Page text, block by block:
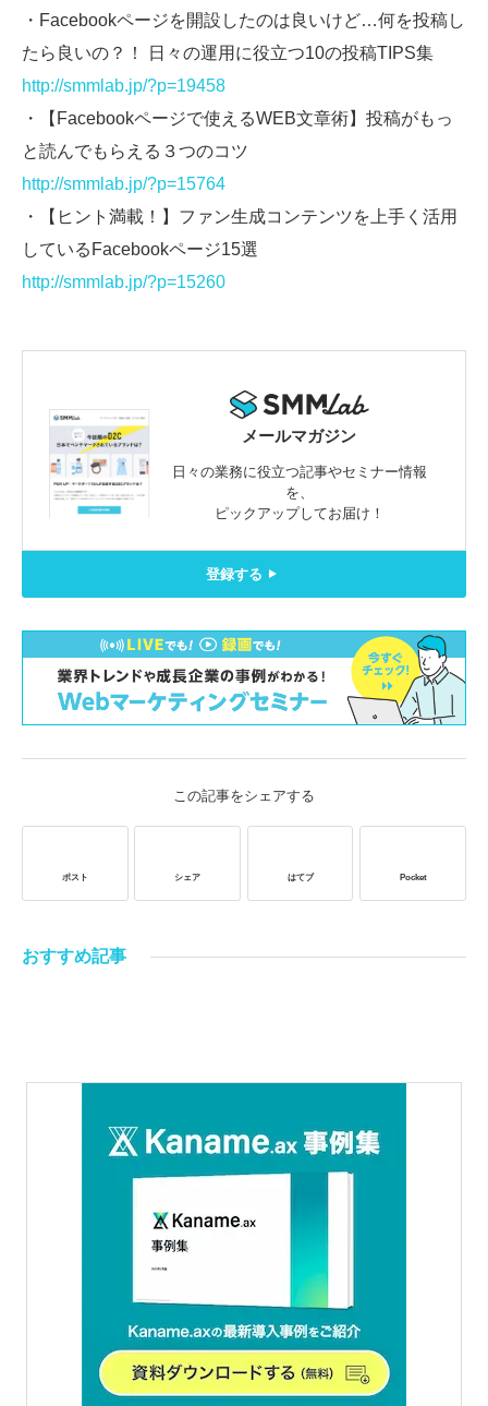
・Facebookページを開設したのは良いけど…何を投稿し
たら良いの？！ 日々の運用に役立つ10の投稿TIPS集
http://smmlab.jp/?p=19458
・【Facebookページで使えるWEB文章術】投稿がもっ
と読んでもらえる３つのコツ
http://smmlab.jp/?p=15764
・【ヒント満載！】ファン生成コンテンツを上手く活用
しているFacebookページ15選
http://smmlab.jp/?p=15260
メールマガジン
日々の業務に役立つ記事やセミナー情報
を、
ピックアップしてお届け！
登録する
この記事をシェアする
ポスト シェア はてブ Pocket
おすすめ記事